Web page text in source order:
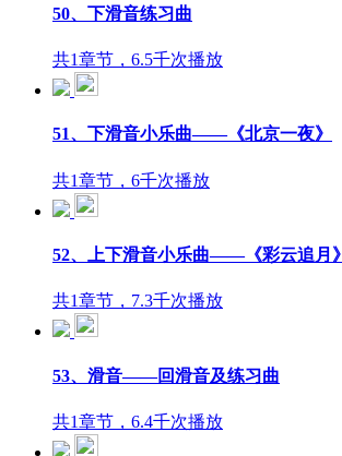
50、下滑音练习曲
共1章节，6.5千次播放
51、下滑音小乐曲——《北京一夜》
共1章节，6千次播放
52、上下滑音小乐曲——《彩云追月》
共1章节，7.3千次播放
53、滑音——回滑音及练习曲
共1章节，6.4千次播放